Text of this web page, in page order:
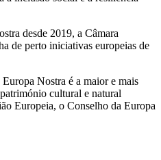
desde 2019, a Câmara
de perto iniciativas europeias de
Europa Nostra é a maior e mais
cultural e natural
Europeia, o Conselho da Europa